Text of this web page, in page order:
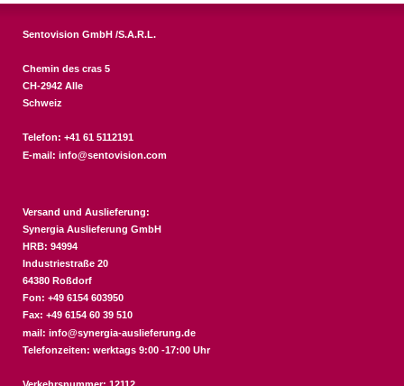
Sentovision GmbH /S.A.R.L.
Chemin des cras 5
CH-2942 Alle
Schweiz
Telefon: +41 61 5112191
E-mail: info@sentovision.com
Versand und Auslieferung:
Synergia Auslieferung GmbH
HRB: 94994
Industriestraße 20
64380 Roßdorf
Fon: +49 6154 603950
Fax: +49 6154 60 39 510
mail: info@synergia-auslieferung.de
Telefonzeiten: werktags 9:00 -17:00 Uhr